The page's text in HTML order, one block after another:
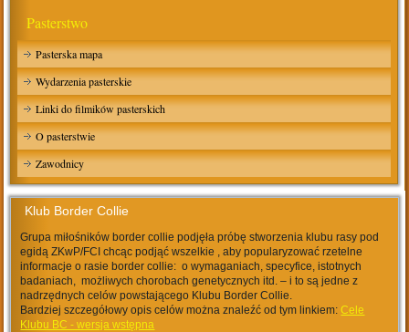
Pasterstwo
Pasterska mapa
Wydarzenia pasterskie
Linki do filmików pasterskich
O pasterstwie
Zawodnicy
Klub Border Collie
Grupa miłośników border collie podjęła próbę stworzenia klubu rasy pod
egidą ZKwP/FCI chcąc podjąć wszelkie , aby popularyzować rzetelne
informacje o rasie border collie: o wymaganiach, specyfice, istotnych
badaniach, możliwych chorobach genetycznych itd. – i to są jedne z
nadrzędnych celów powstającego Klubu Border Collie.
Bardziej szczegółowy opis celów można znaleźć od tym linkiem:Cele
Klubu BC - wersja wstępna